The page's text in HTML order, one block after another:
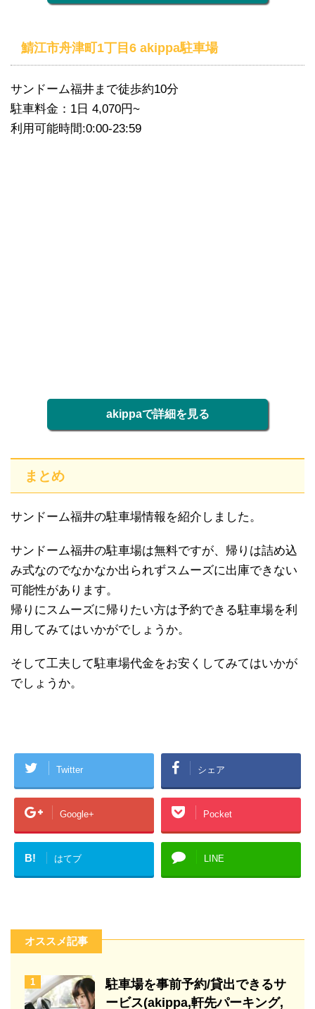
鯖江市舟津町1丁目6 akippa駐車場
サンドーム福井まで徒歩約10分
駐車料金：1日 4,070円~
利用可能時間:0:00-23:59
akippaで詳細を見る
まとめ
サンドーム福井の駐車場情報を紹介しました。
サンドーム福井の駐車場は無料ですが、帰りは詰め込
み式なのでなかなか出られずスムーズに出庫できない
可能性があります。
帰りにスムーズに帰りたい方は予約できる駐車場を利
用してみてはいかがでしょうか。
そして工夫して駐車場代金をお安くしてみてはいかが
でしょうか。
Twitter シェア
Google+ Pocket
B! はてブ LINE
オススメ記事
1
駐車場を事前予約/貸出できるサ
ービス(akippa,軒先パーキング,